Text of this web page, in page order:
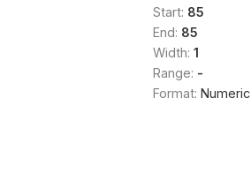
Start: 85
End: 85
Width: 1
Range: -
Format: Numeric